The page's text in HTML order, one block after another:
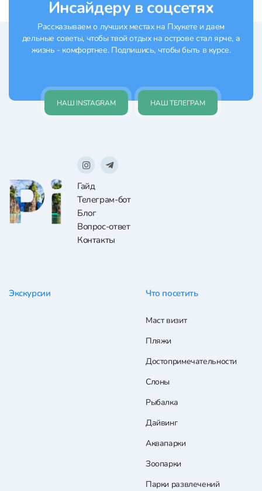
Инсайдеру в соцсетях
Рассказываем о лучших местах на Пхукете и даем
дельные советы, чтобы твой отдых на острове стал ярче, а
жизнь - комфортнее. Подпишись, чтобы быть в курсе.
НАШ INSTAGRAM НАШ ТЕЛЕГРАМ
Гайд
Телеграм-бот
Блог
Вопрос-ответ
Контакты
Экскурсии Что посетить
Маст визит
Пляжи
Достопримечательности
Слоны
Рыбалка
Дайвинг
Аквапарки
Зоопарки
Парки развлечений